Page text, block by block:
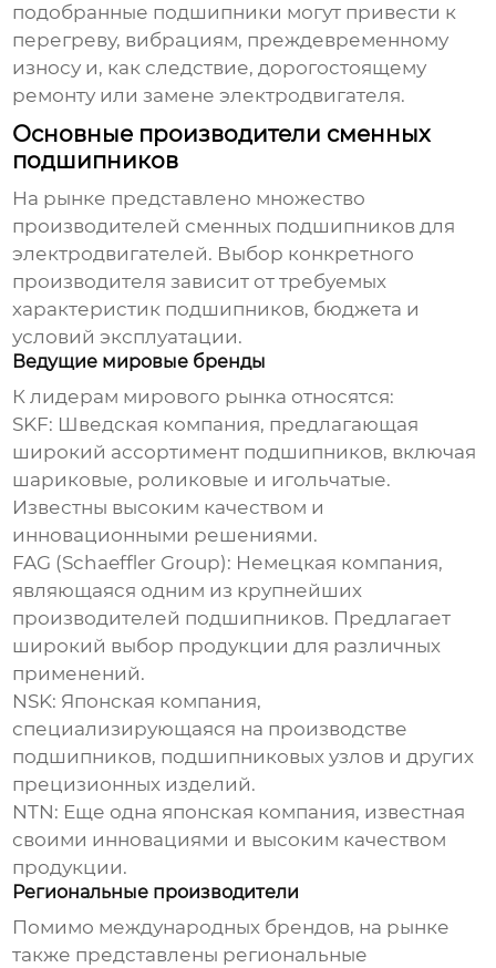
подобранные подшипники могут привести к
перегреву, вибрациям, преждевременному
износу и, как следствие, дорогостоящему
ремонту или замене электродвигателя.
Основные производители сменных
подшипников
На рынке представлено множество
производителей сменных подшипников для
электродвигателей. Выбор конкретного
производителя зависит от требуемых
характеристик подшипников, бюджета и
условий эксплуатации.
Ведущие мировые бренды
К лидерам мирового рынка относятся:
SKF: Шведская компания, предлагающая
широкий ассортимент подшипников, включая
шариковые, роликовые и игольчатые.
Известны высоким качеством и
инновационными решениями.
FAG (Schaeffler Group): Немецкая компания,
являющаяся одним из крупнейших
производителей подшипников. Предлагает
широкий выбор продукции для различных
применений.
NSK: Японская компания,
специализирующаяся на производстве
подшипников, подшипниковых узлов и других
прецизионных изделий.
NTN: Еще одна японская компания, известная
своими инновациями и высоким качеством
продукции.
Региональные производители
Помимо международных брендов, на рынке
также представлены региональные